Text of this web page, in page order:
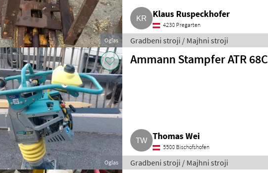
Oglas
Klaus Ruspeckhofer
4230 Pregarten
Gradbeni stroji / Majhni stroji
Oglas
Ammann Stampfer ATR 68C
Thomas Wei
5500 Bischofshofen
Gradbeni stroji / Majhni stroji